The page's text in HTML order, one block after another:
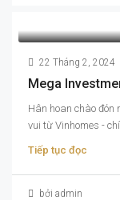
22 Tháng 2, 2024
Mega
Hân hoan chào đón
vui từ Vinhomes -
Tiếp tục đọc
bởi admin